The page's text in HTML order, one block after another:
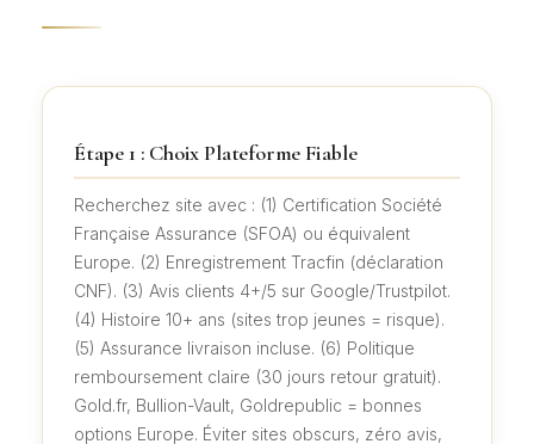
Étape 1 : Choix Plateforme Fiable
Recherchez site avec : (1) Certification Société
Française Assurance (SFOA) ou équivalent
Europe. (2) Enregistrement Tracfin (déclaration
CNF). (3) Avis clients 4+/5 sur Google/Trustpilot.
(4) Histoire 10+ ans (sites trop jeunes = risque).
(5) Assurance livraison incluse. (6) Politique
remboursement claire (30 jours retour gratuit).
Gold.fr, Bullion-Vault, Goldrepublic = bonnes
options Europe. Éviter sites obscurs, zéro avis,